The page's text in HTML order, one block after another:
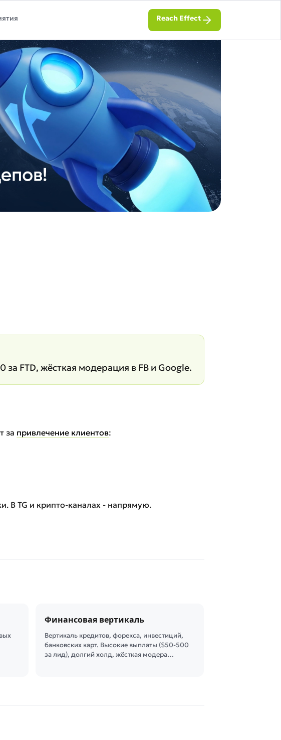
Reach Effect
FTD, жёсткая модерация в FB и Google.
за привлечение клиентов:
В TG и крипто-каналах - напрямую.
Финансовая вертикаль
Вертикаль кредитов, форекса, инвестиций,
банковских карт. Высокие выплаты ($50-500
за лид), долгий холд, жёсткая модера…